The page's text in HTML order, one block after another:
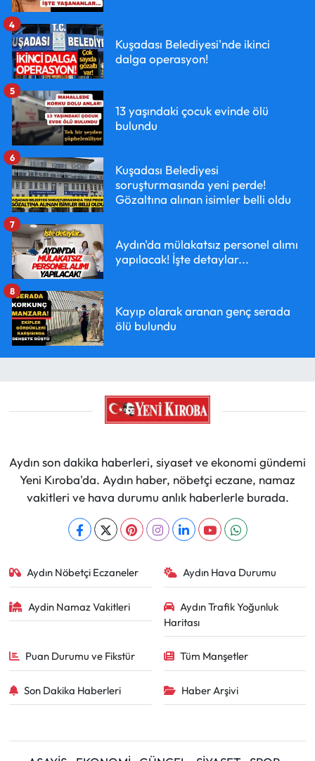
Kuşadası Belediyesi'nde ikinci
dalga operasyon!
4
13 yaşındaki çocuk evinde ölü
bulundu
5
Kuşadası Belediyesi
soruşturmasında yeni perde!
Gözaltına alınan isimler belli oldu
6
Aydın'da mülakatsız personel alımı
yapılacak! İşte detaylar...
7
Kayıp olarak aranan genç serada
ölü bulundu
8
Aydın son dakika haberleri, siyaset ve ekonomi gündemi
Yeni Kıroba'da. Aydın haber, nöbetçi eczane, namaz
vakitleri ve hava durumu anlık haberlerle burada.
Aydın Nöbetçi Eczaneler Aydın Hava Durumu
Aydin Namaz Vakitleri
Aydın Trafik Yoğunluk
Haritası
Puan Durumu ve Fikstür Tüm Manşetler
Son Dakika Haberleri Haber Arşivi